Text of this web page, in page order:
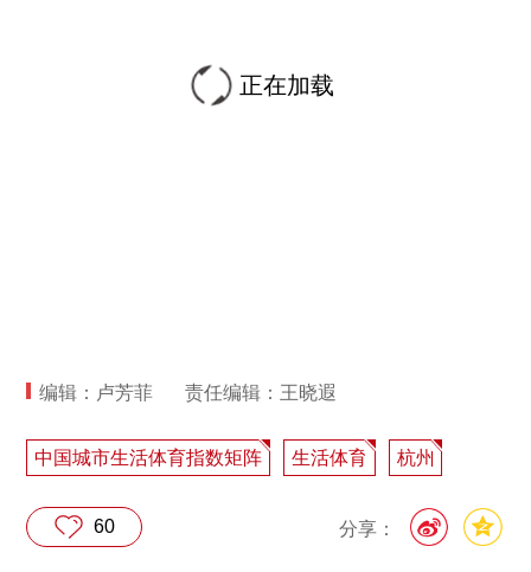
正在加载
编辑：卢芳菲 责任编辑：王晓遐
中国城市生活体育指数矩阵 生活体育 杭州
分享：
60